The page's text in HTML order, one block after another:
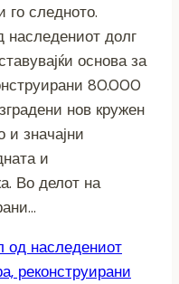
го следното.
наследениот долг
основа за
80.000
нов кружен
и значајни
и
Во делот на
од наследениот
реконструирани